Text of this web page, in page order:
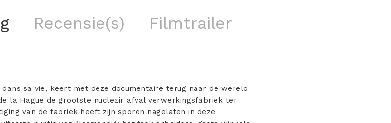
Recensie(s) Filmtrailer
dans sa vie, keert met deze documentaire terug naar de wereld
la Hague de grootste nucleair afval verwerkingsfabriek ter
van de fabriek heeft zijn sporen nagelaten in deze